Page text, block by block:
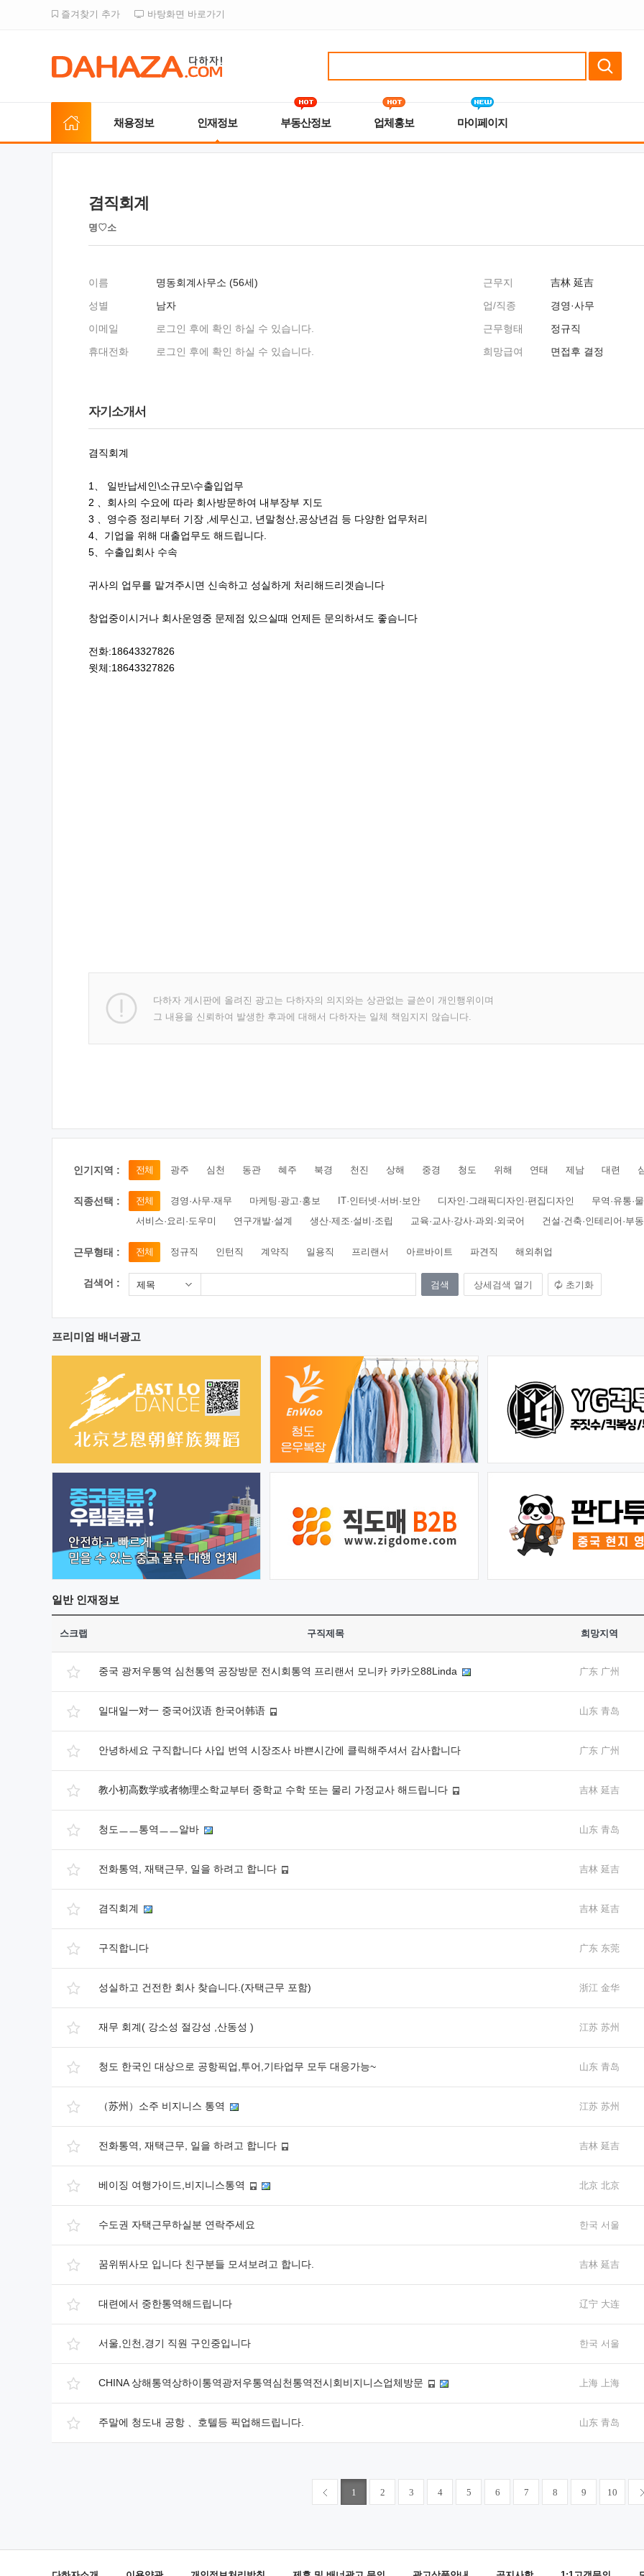
즐겨찾기 추가 바탕화면 바로가기
채용정보 인재정보 부동산정보 업체홍보 마이페이지
겸직회계
명♡소
이름
명동회계사무소 (56세)
성별
남자
이메일
로그인 후에 확인 하실 수 있습니다.
휴대전화
로그인 후에 확인 하실 수 있습니다.
근무지
吉林 延吉
업/직종
경영·사무
근무형태
정규직
희망급여
면접후 결정
자기소개서
겸직회계
1、 일반납세인\소규모\수출입업무
2 、회사의 수요에 따라 회사방문하여 내부장부 지도
3 、영수증 정리부터 기장 ,세무신고, 년말청산,공상년검 등 다양한 업무처리
4、기업을 위해 대출업무도 해드립니다.
5、수출입회사 수속
귀사의 업무를 맡겨주시면 신속하고 성실하게 처리해드리겟슴니다
창업중이시거나 회사운영중 문제점 있으실때 언제든 문의하셔도 좋슴니다
전화:18643327826
윗체:18643327826
다하자 게시판에 올려진 광고는 다하자의 의지와는 상관없는 글쓴이 개인행위이며
그 내용을 신뢰하여 발생한 후과에 대해서 다하자는 일체 책임지지 않습니다.
인기지역 : 전체 광주 심천 동관 혜주 북경 천진 상해 중경 청도 위해 연태 제남 대련
직종선택 : 전체 경영·사무·재무 마케팅·광고·홍보 IT·인터넷·서버·보안 디자인·그래픽디자인·편집디자인
무역·유통·
서비스·요리·도우미
연구개발·설계 생산·제조·설비·조립 교육·교사·강사·과외·외국어 건설·건축·인테리어·부
근무형태 : 전체 정규직 인턴직 계약직 일용직 프리랜서 아르바이트 파견직 해외취업
검색어 : 제목 상세검색 열기 초기화
프리미엄 배너광고
일반인재정보
스크랩 구직제목 희망지역
중국 광저우통역 심천통역 공장방문 전시회통역 프리랜서 모니카 카카오88Linda 广东 广州
일대일一对一 중국어汉语 한국어韩语 山东 青岛
안녕하세요 구직합니다 사입 번역 시장조사 바쁜시간에 클릭해주셔서 감사합니다 广东 广州
教小初高数学或者物理소학교부터 중학교 수학 또는 물리 가정교사 해드립니다 吉林 延吉
청도ㅡㅡ통역ㅡㅡ알바 山东 青岛
전화통역, 재택근무, 일을 하려고 합니다 吉林 延吉
겸직회계 吉林 延吉
구직합니다 广东 东莞
성실하고 건전한 회사 찾습니다.(자택근무 포함) 浙江 金华
재무 회계( 강소성 절강성 ,산동성 ) 江苏 苏州
청도 한국인 대상으로 공항픽업,투어,기타업무 모두 대응가능~ 山东 青岛
（苏州）소주 비지니스 통역 江苏 苏州
전화통역, 재택근무, 일을 하려고 합니다 吉林 延吉
베이징 여행가이드,비지니스통역 北京 北京
수도권 자택근무하실분 연락주세요 한국 서울
꿈위뛰사모 입니다 친구분들 모셔보려고 합니다. 吉林 延吉
대련에서 중한통역해드립니다 辽宁 大连
서울,인천,경기 직원 구인중입니다 한국 서울
CHINA 상해통역상하이통역광저우통역심천통역전시회비지니스업체방문 上海 上海
주말에 청도내 공항 、호텔등 픽업해드립니다. 山东 青岛
1 2 3 4 5 6 7 8 9 10